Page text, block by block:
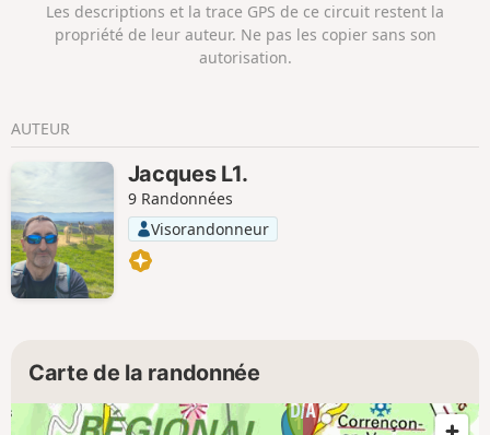
Les descriptions et la trace GPS de ce circuit restent la
propriété de leur auteur. Ne pas les copier sans son
autorisation.
AUTEUR
Jacques L1.
9 Randonnées
Visorandonneur
Carte de la randonnée
1